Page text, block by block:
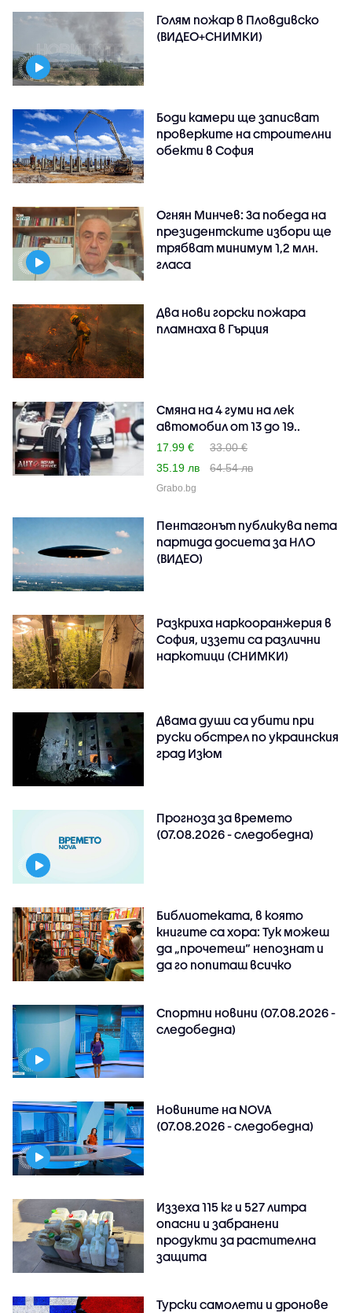
Голям пожар в Пловдивско
(ВИДЕО+СНИМКИ)
Боди камери ще записват
проверките на строителни
обекти в София
Огнян Минчев: За победа на
президентските избори ще
трябват минимум 1,2 млн.
гласа
Два нови горски пожара
пламнаха в Гърция
Смяна на 4 гуми на лек
автомобил от 13 до 19..
17.99 €
33.00 €
35.19 лв
64.54 лв
Grabo.bg
Пентагонът публикува пета
партида досиета за НЛО
(ВИДЕО)
Разкриха наркооранжерия в
София, иззети са различни
наркотици (СНИМКИ)
Двама души са убити при
руски обстрeл по украинския
град Изюм
Прогноза за времето
(07.08.2026 - следобедна)
Библиотеката, в която
книгите са хора: Тук можеш
да „прочетеш“ непознат и
да го попиташ всичко
Спортни новини (07.08.2026 -
следобедна)
Новините на NOVA
(07.08.2026 - следобедна)
Иззеха 115 кг и 527 литра
опасни и забранени
продукти за растителна
защита
Турски самолети и дронове